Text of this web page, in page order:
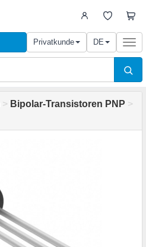
Privatkunde DE
> Bipolar-Transistoren PNP >